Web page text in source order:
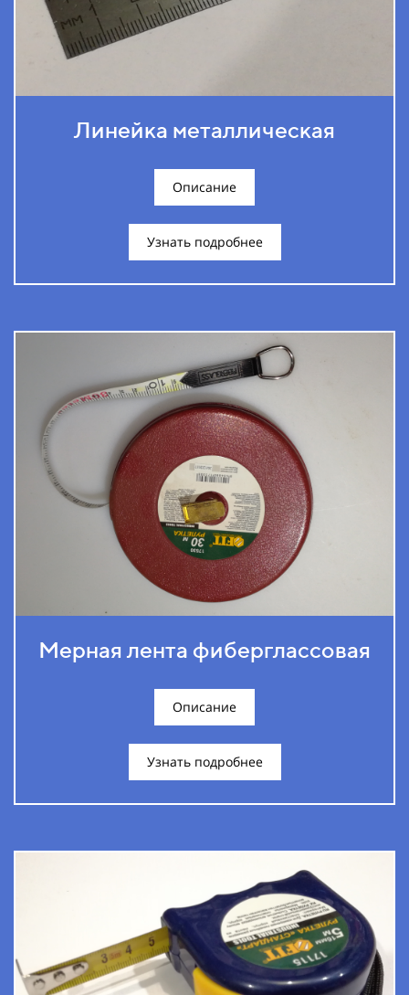
Линейка металлическая
Описание
Узнать подробнее
Мерная лента фиберглассовая
Описание
Узнать подробнее